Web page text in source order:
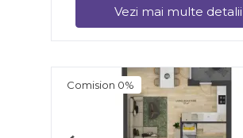
Vezi mai multe detalii
Comision 0%